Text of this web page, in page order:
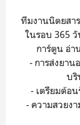
ทีมงานนิตยสาร
ในรอบ 365
การ์ตูน อ่า
- การส่งยาน
บริ
- เตรียมต้อ
- ความสวยงา